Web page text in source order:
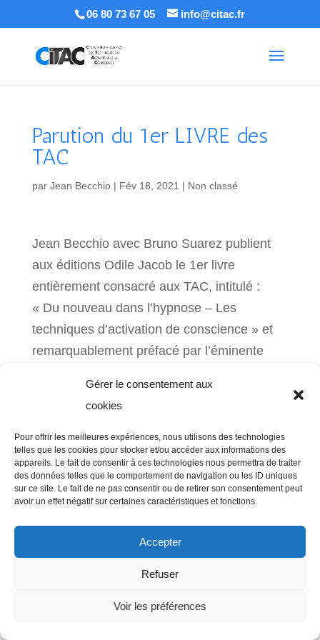
Gérer le consentement aux
cookies
Pour offrir les meilleures expériences, nous utilisons des technologies
telles que les cookies pour stocker et/ou accéder aux informations des
appareils. Le fait de consentir à ces technologies nous permettra de traiter
des données telles que le comportement de navigation ou les ID uniques
sur ce site. Le fait de ne pas consentir ou de retirer son consentement peut
avoir un effet négatif sur certaines caractéristiques et fonctions.
Accepter
Refuser
Voir les préférences
06 80 73 67 05 info@citac.fr
Parution du 1er LIVRE des
TAC
par Jean Becchio| Fév 18, 2021 | Non classé
Jean Becchio avec Bruno Suarez publient
aux éditions Odile Jacob le 1er livre
entièrement consacré aux TAC, intitulé :
« Du nouveau dans l’hypnose – Les
techniques d’activation de conscience » et
remarquablement préfacé par l’éminente
Copyright CITAC/Jean Becchio 2025 -
lascommunication -mentions légales